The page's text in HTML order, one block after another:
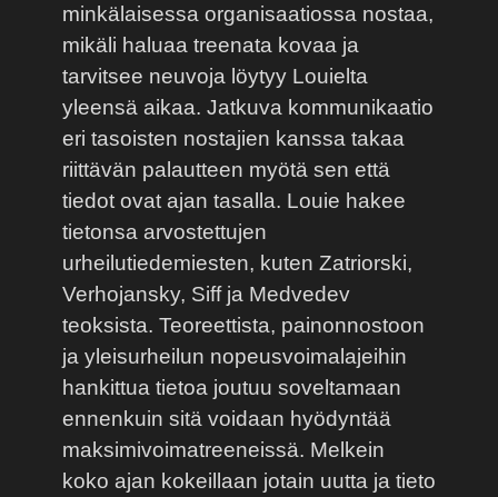
minkälaisessa organisaatiossa nostaa,
mikäli haluaa treenata kovaa ja
tarvitsee neuvoja löytyy Louielta
yleensä aikaa. Jatkuva kommunikaatio
eri tasoisten nostajien kanssa takaa
riittävän palautteen myötä sen että
tiedot ovat ajan tasalla. Louie hakee
tietonsa arvostettujen
urheilutiedemiesten, kuten Zatriorski,
Verhojansky, Siff ja Medvedev
teoksista. Teoreettista, painonnostoon
ja yleisurheilun nopeusvoimalajeihin
hankittua tietoa joutuu soveltamaan
ennenkuin sitä voidaan hyödyntää
maksimivoimatreeneissä. Melkein
koko ajan kokeillaan jotain uutta ja tieto